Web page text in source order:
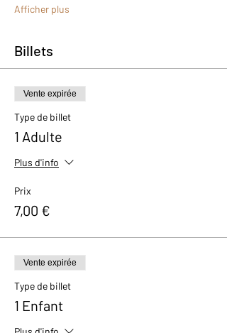
Afficher plus
Billets
Vente expirée
Type de billet
1 Adulte
Plus d'info
Prix
7,00 €
Vente expirée
Type de billet
1 Enfant